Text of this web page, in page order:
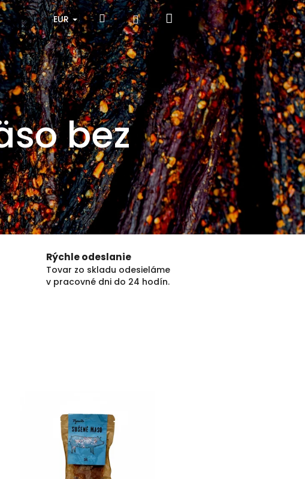
EUR HľadaťPrihlásenieNákupný
košík
bez
Rýchle odeslanie
Tovar zo skladu odesieláme
v pracovné dni do 24 hodín.